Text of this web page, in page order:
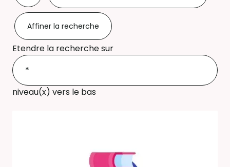
Affiner la recherche
Etendre la recherche sur
niveau(x) vers le bas